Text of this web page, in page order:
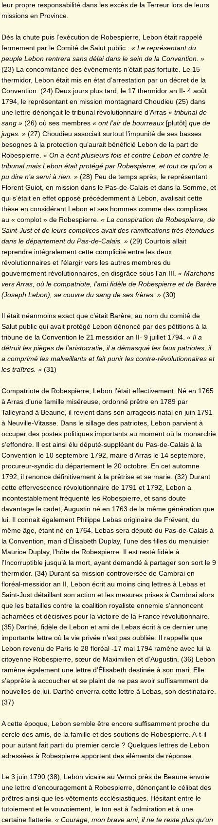
leur propre responsabilité dans les excès de la Terreur lors de leurs
missions en Province.
Dès la chute puis l’exécution de Robespierre, Lebon était rappelé
fermement par le Comité de Salut public : « Le représentant du
peuple Lebon rentrera sans délai dans le sein de la Convention. »
(23) La concomitance des événements n’était pas fortuite. Le 15
thermidor, Lebon était mis en état d’arrestation par un décret de la
Convention. (24) Deux jours plus tard, le 17 thermidor an II- 4 août
1794, le représentant en mission montagnard Choudieu (25) dans
une lettre dénonçait le tribunal révolutionnaire d’Arras « tribunal de
sang » (26) où ses membres « ont l’air de bourreaux [plutôt] que de
juges. » (27) Choudieu associait surtout l’impunité de ses basses
besognes à la protection qu’aurait bénéficié Lebon de la part de
Robespierre. « On a écrit plusieurs fois et contre Lebon et contre le
tribunal mais Lebon était protégé par Robespierre, et tout ce qu’on a
pu dire n’a servi à rien. » (28) Peu de temps après, le représentant
Florent Guiot, en mission dans le Pas-de-Calais et dans la Somme, et
qui s’était en effet opposé précédemment à Lebon, avalisait cette
thèse en considérant Lebon et ses hommes comme des complices
au « complot » de Robespierre. « La conspiration de Robespierre, de
Saint-Just et de leurs complices avait des ramifications très étendues
dans le département du Pas-de-Calais. » (29) Courtois allait
reprendre intégralement cette complicité entre les deux
révolutionnaires et l’élargir vers les autres membres du
gouvernement révolutionnaires, en disgrâce sous l’an III. « Marchons
vers Arras, où le compatriote, l’ami fidèle de Robespierre et de Barère
(Joseph Lebon), se couvre du sang de ses frères. » (30)
Il était néanmoins exact que c’était Barère, au nom du comité de
Salut public qui avait protégé Lebon dénoncé par des pétitions à la
tribune de la Convention le 21 messidor an II- 9 juillet 1794. « Il a
détruit les pièges de l’aristocratie, il a démasqué les faux patriotes, il
a comprimé les malveillants et fait punir les contre-révolutionnaires et
les traîtres. » (31)
Compatriote de Robespierre, Lebon l’était effectivement. Né en 1765
à Arras d’une famille miséreuse, ordonné prêtre en 1789 par
Talleyrand à Beaune, il revient dans son arrageois natal en juin 1791
à Neuville-Vitasse. Dans le sillage des patriotes, Lebon parvient à
occuper des postes politiques importants au moment où la monarchie
s’effondre. Il est ainsi élu député-suppléant du Pas-de-Calais à la
Convention le 10 septembre 1792, maire d’Arras le 14 septembre,
procureur-syndic du département le 20 octobre. En cet automne
1792, il renonce définitivement à la prêtrise et se marie. (32) Durant
cette effervescence révolutionnaire de 1791 et 1792, Lebon a
incontestablement fréquenté les Robespierre, et sans doute
davantage le cadet, Augustin né en 1763 de la même génération que
lui. Il connait également Philippe Lebas originaire de Frévent, du
même âge, étant né en 1764. Lebas sera député du Pas-de-Calais à
la Convention, mari d’Élisabeth Duplay, l’une des filles du menuisier
Maurice Duplay, l’hôte de Robespierre. Il est resté fidèle à
l’Incorruptible jusqu’à la mort, ayant demandé à partager son sort le 9
thermidor. (34) Durant sa mission controversée de Cambrai en
floréal-messidor an II, Lebon écrit au moins cinq lettres à Lebas et
Saint-Just détaillant son action et les mesures prises à Cambrai alors
que les batailles contre la coalition royaliste ennemie s’annoncent
acharnées et décisives pour la victoire de la France révolutionnaire.
(35) Darthé, fidèle de Lebon et ami de Lebas écrit à ce dernier une
importante lettre où la vie privée n’est pas oubliée. Il rappelle que
Lebon revenu de Paris le 28 floréal -17 mai 1794 ramène avec lui la
citoyenne Robespierre, sœur de Maximilien et d’Augustin. (36) Lebon
ramène également une lettre d’Élisabeth destinée à son mari. Elle
s’apprête à accoucher et se plaint de ne pas avoir suffisamment de
nouvelles de lui. Darthé enverra cette lettre à Lebas, son destinataire.
(37)
A cette époque, Lebon semble être encore suffisamment proche du
cercle des amis, de la famille et des soutiens de Robespierre. A-t-il
pour autant fait parti du premier cercle ? Quelques lettres de Lebon
adressées à Robespierre apportent des éléments de réponse.
Le 3 juin 1790 (38), Lebon vicaire au Vernoi près de Beaune envoie
une lettre d’encouragement à Robespierre, dénonçant le célibat des
prêtres ainsi que les vêtements ecclésiastiques. Hésitant entre le
tutoiement et le vouvoiement, le ton est à l’admiration et à une
certaine flatterie. « Courage, mon brave ami, il ne te reste plus qu’un